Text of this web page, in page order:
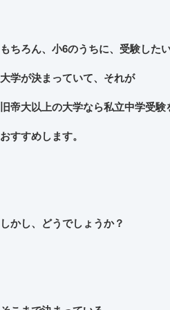
もちろん、小6のうちに、受験した
大学が決まっていて、それが
旧帝大以上の大学なら私立中学受験
おすすめします。
しかし、どうでしょうか？